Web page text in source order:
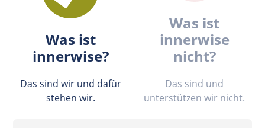
Was ist
innerwise?
Das sind wir und dafür
stehen wir.
Was ist
innerwise
nicht?
Das sind und
unterstützen wir nicht.